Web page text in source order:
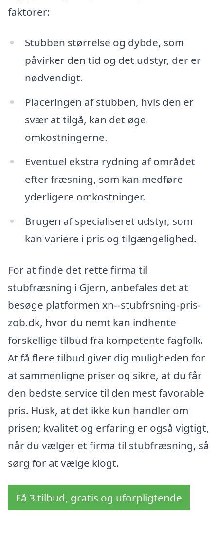
faktorer:
Stubben størrelse og dybde, som
påvirker den tid og det udstyr, der er
nødvendigt.
Placeringen af stubben, hvis den er
svær at tilgå, kan det øge
omkostningerne.
Eventuel ekstra rydning af området
efter fræsning, som kan medføre
yderligere omkostninger.
Brugen af specialiseret udstyr, som
kan variere i pris og tilgængelighed.
For at finde det rette firma til
stubfræsning i Gjern, anbefales det at
besøge platformen xn--stubfrsning-pris-
zob.dk, hvor du nemt kan indhente
forskellige tilbud fra kompetente fagfolk.
At få flere tilbud giver dig muligheden for
at sammenligne priser og sikre, at du får
den bedste service til den mest favorable
pris. Husk, at det ikke kun handler om
prisen; kvalitet og erfaring er også vigtigt,
når du vælger et firma til stubfræsning, så
sørg for at vælge klogt.
Få 3 tilbud, gratis og uforpligtende